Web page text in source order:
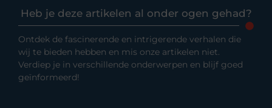
Heb je deze artikelen al onder ogen gehad?
Ontdek de fascinerende en intrigerende verhalen die
wij te bieden hebben en mis onze artikelen niet.
Verdiep je in verschillende onderwerpen en blijf goed
geïnformeerd!